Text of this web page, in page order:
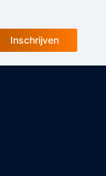
Inschrijven